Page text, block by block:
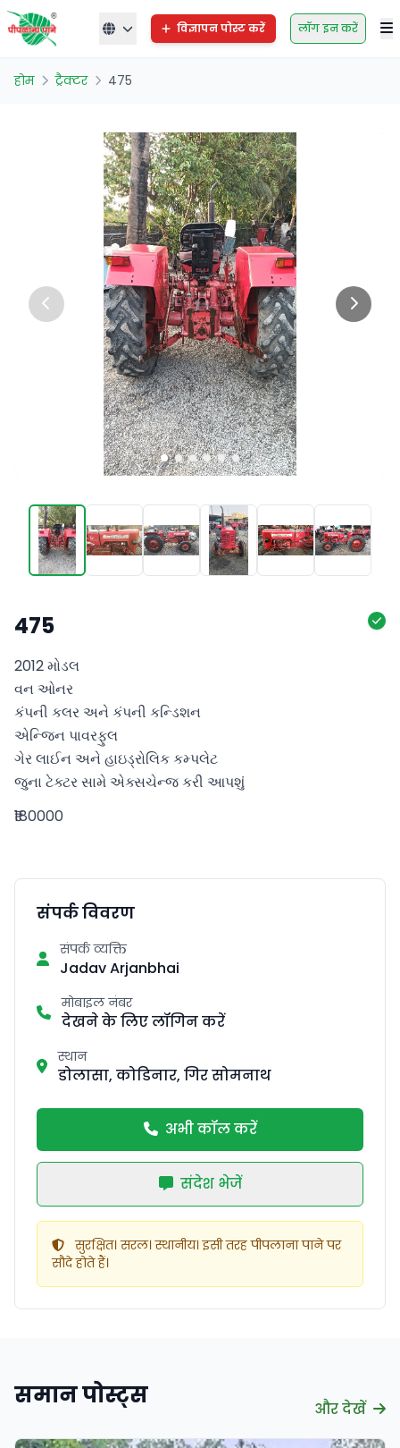
विज्ञापन पोस्ट करें लॉग इन करें
होम ट्रैक्टर 475
475
2012 મોડલ
વન ઓનર
કંપની કલર અને કંપની કન્ડિશન
એન્જિન પાવરફુલ
ગેર લાઈન અને હાઇડ્રોલિક કમ્પલેટ
જુના ટેક્ટર સામે એક્સચેન્જ કરી આપશું
₹180000
संपर्क विवरण
संपर्क व्यक्ति
Jadav Arjanbhai
मोबाइल नंबर
देखने के लिए लॉगिन करें
स्थान
डोलासा, कोडिनार, गिर सोमनाथ
अभी कॉल करें
संदेश भेजें
सुरक्षित। सरल। स्थानीय। इसी तरह पीपलाना पाने पर
सौदे होते हैं।
समान पोस्ट्स और देखें